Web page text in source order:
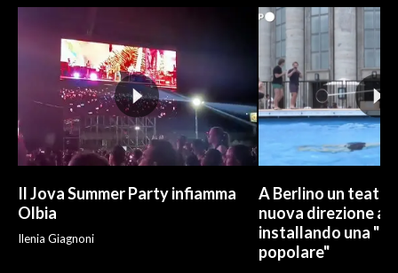
ANNUNCI
NECROLOGI
PUBBLICITÀ
SPIAGGE
STORE
Il Jova Summer Party infiamma
Olbia
Ilenia Giagnoni
A Berlino un
nuova direzione
installando una
popolare"